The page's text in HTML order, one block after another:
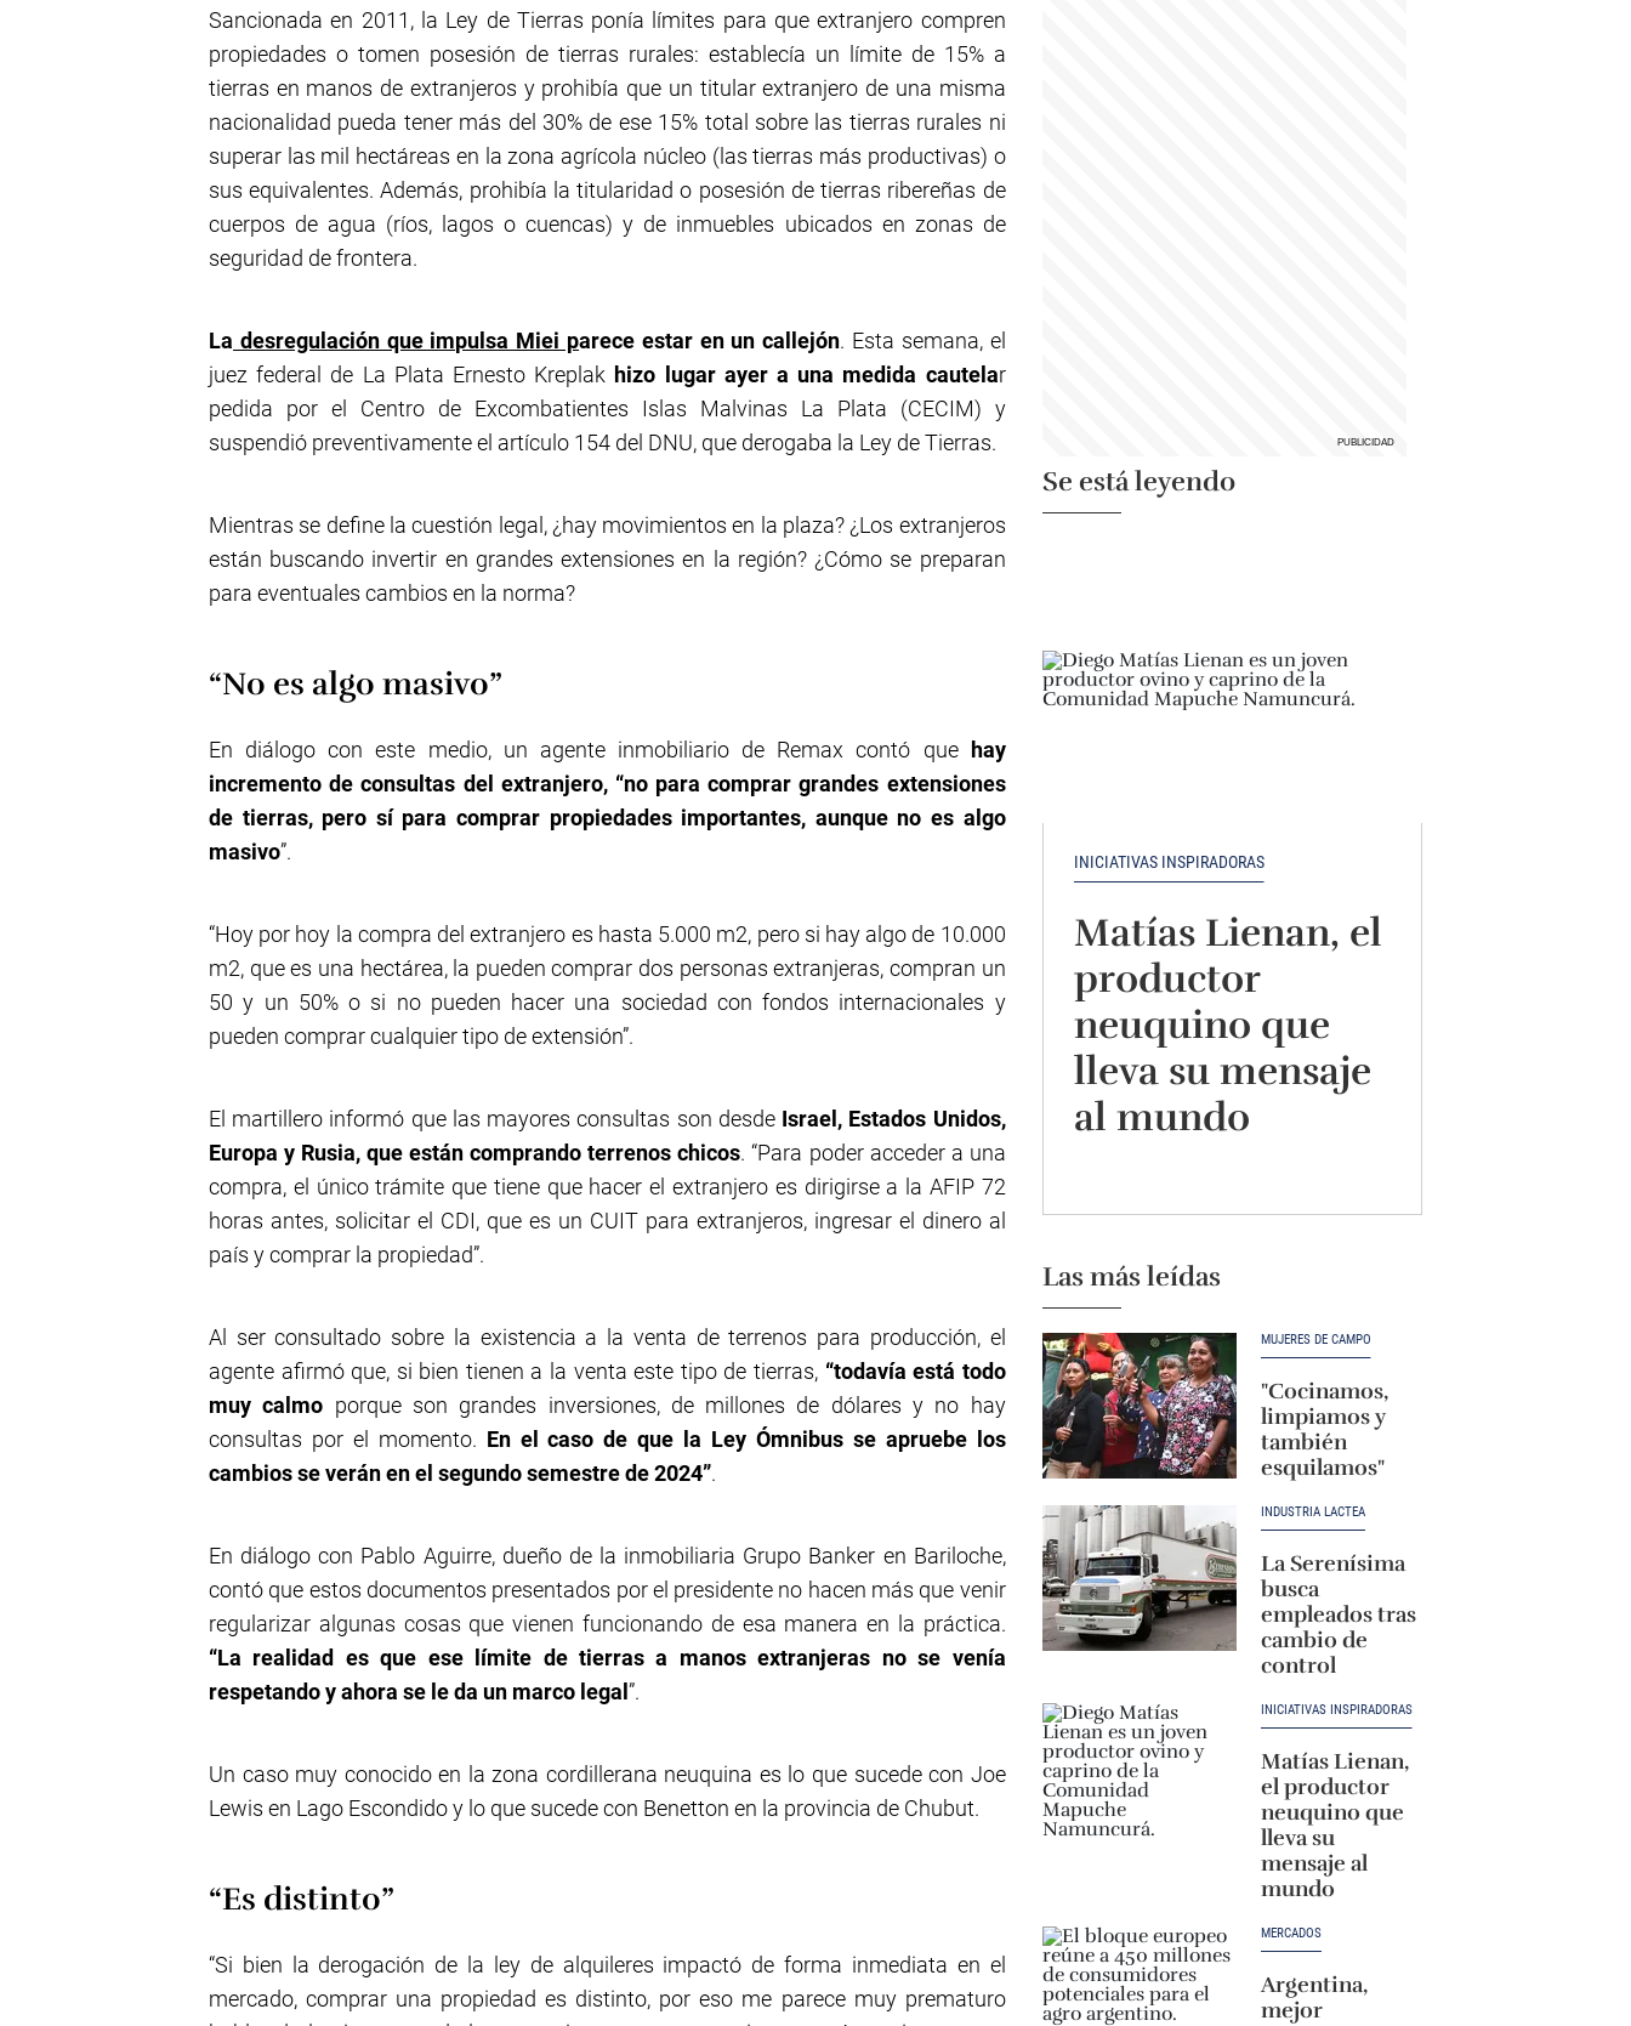
Sancionada en 2011, la Ley de Tierras ponía límites para que extranjero compren
propiedades o tomen posesión de tierras rurales: establecía un límite de 15% a
tierras en manos de extranjeros y prohibía que un titular extranjero de una misma
nacionalidad pueda tener más del 30% de ese 15% total sobre las tierras rurales ni
superar las mil hectáreas en la zona agrícola núcleo (las tierras más productivas) o
sus equivalentes. Además, prohibía la titularidad o posesión de tierras ribereñas de
cuerpos de agua (ríos, lagos o cuencas) y de inmuebles ubicados en zonas de
seguridad de frontera.
La desregulación que impulsa Miei parece estar en un callejón. Esta semana, el
juez federal de La Plata Ernesto Kreplak hizo lugar ayer a una medida cautelar
pedida por el Centro de Excombatientes Islas Malvinas La Plata (CECIM) y
suspendió preventivamente el artículo 154 del DNU, que derogaba la Ley de Tierras.
Mientras se define la cuestión legal, ¿hay movimientos en la plaza? ¿Los extranjeros
están buscando invertir en grandes extensiones en la región? ¿Cómo se preparan
para eventuales cambios en la norma?
“No es algo masivo”
En diálogo con este medio, un agente inmobiliario de Remax contó quehay
incremento de consultas del extranjero, “no para comprar grandes extensiones
de tierras, pero sí para comprar propiedades importantes, aunque no es algo
masivo”.
“Hoy por hoy la compra del extranjero es hasta 5.000 m2, pero si hay algo de 10.000
m2, que es una hectárea, la pueden comprar dos personas extranjeras, compran un
50 y un 50% o si no pueden hacer una sociedad con fondos internacionales y
pueden comprar cualquier tipo de extensión”.
El martillero informó que las mayores consultas son desdeIsrael, Estados Unidos,
Europa y Rusia, que están comprando terrenos chicos. “Para poder acceder a una
compra, el único trámite que tiene que hacer el extranjero es dirigirse a la AFIP 72
horas antes, solicitar el CDI, que es un CUIT para extranjeros, ingresar el dinero al
país y comprar la propiedad”.
Al ser consultado sobre la existencia a la venta de terrenos para producción, el
agente afirmó que, si bien tienen a la venta este tipo de tierras, “todavía está todo
muy calmo porque son grandes inversiones, de millones de dólares y no hay
consultas por el momento. En el caso de que la Ley Ómnibus se apruebe los
cambios se verán en el segundo semestre de 2024”.
En diálogo con Pablo Aguirre, dueño de la inmobiliaria Grupo Banker en Bariloche,
contó que estos documentos presentados por el presidente no hacen más que venir
regularizar algunas cosas que vienen funcionando de esa manera en la práctica.
“La realidad es que ese límite de tierras a manos extranjeras no se venía
respetando y ahora se le da un marco legal ”.
Un caso muy conocido en la zona cordillerana neuquina es lo que sucede con Joe
Lewis en Lago Escondido y lo que sucede con Benetton en la provincia de Chubut.
“Es distinto”
“Si bien la derogación de la ley de alquileres impactó de forma inmediata en el
mercado, comprar una propiedad es distinto, por eso me parece muy prematuro
Se está leyendo
INICIATIVAS INSPIRADORAS
Matías Lienan, el
productor
neuquino que
lleva su mensaje
al mundo
Las más leídas
MUJERES DE CAMPO
"Cocinamos,
limpiamos y
también
esquilamos"
INDUSTRIA LÁCTEA
La Serenísima
busca
empleados tras
cambio de
control
INICIATIVAS INSPIRADORAS
Matías Lienan,
el productor
neuquino que
lleva su
mensaje al
mundo
MERCADOS
Argentina,
mejor